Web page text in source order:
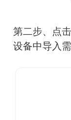
第二步、点
设备中导入